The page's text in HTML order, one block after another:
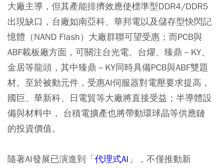
大廠主導，但其產能排擠效應使標準型DDR4/DDR5
出現缺口，台廠如南亞科、華邦電以及儲存型快閃記
憶體（NAND Flash）大廠群聯可望受惠；而PCB與
ABF載板廠方面，可關注台光電、台燿、臻鼎－KY、
金居等龍頭，其中臻鼎－KY同時具備PCB與ABF雙題
材。至於被動元件，受惠AI伺服器對電壓要求提高，
國巨、華新科、日電貿等大廠將直接受益；半導體設
備與材料中， 台積電擴產也將帶動環球晶等供應鏈
的投資價值。
隨著AI發展已演進到「代理式AI 」，不僅推動新